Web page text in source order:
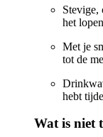
Stevige,
het
Met je
tot de
hebt
Wat is niet